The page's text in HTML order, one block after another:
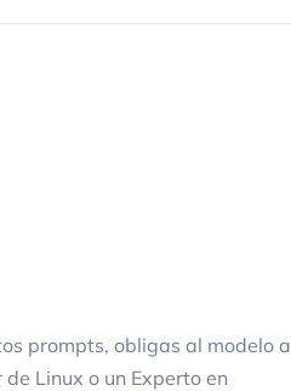
prompts, obligas al modelo a
Linux o un Experto en